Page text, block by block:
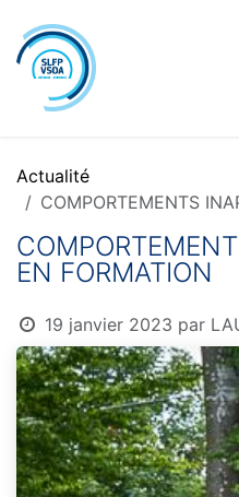
Actualité
COMPORTEMENTS
EN FORMATION
19 janvier 2023 par